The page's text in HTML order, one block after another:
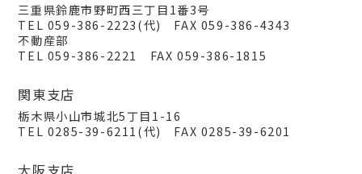
三重県鈴鹿市野町西三丁目1番3号
TEL 059-386-2223(代) FAX 059-386-4343
不動産部
TEL 059-386-2221 FAX 059-386-1815
関東支店
栃木県小山市城北5丁目1-16
TEL 0285-39-6211(代) FAX 0285-39-6201
大阪支店